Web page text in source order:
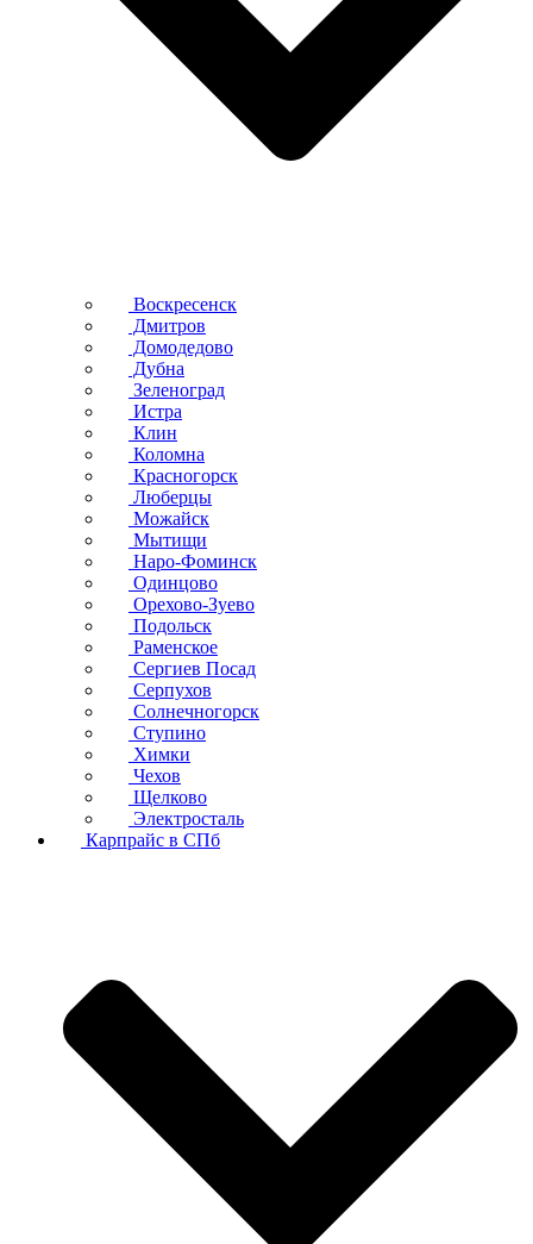
Воскресенск
Дмитров
Домодедово
Дубна
Зеленоград
Истра
Клин
Коломна
Красногорск
Люберцы
Можайск
Мытищи
Наро-Фоминск
Одинцово
Орехово-Зуево
Подольск
Раменское
Сергиев Посад
Серпухов
Солнечногорск
Ступино
Химки
Чехов
Щелково
Электросталь
Карпрайс в СПб